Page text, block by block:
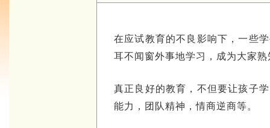
在应试教育的不良影响下，一些
耳不闻窗外事地学习，成为大家
真正良好的教育，不但要让孩子
能力，团队精神，情商逆商等。